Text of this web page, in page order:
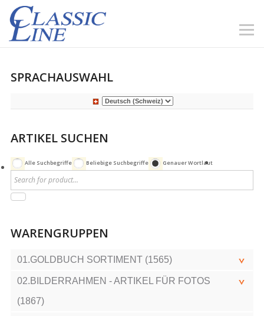
SPRACHAUSWAHL
ARTIKEL SUCHEN
Alle Suchbegriffe Beliebige Suchbegriffe Genauer Wortlaut
WARENGRUPPEN
01.GOLDBUCH SORTIMENT (1565)
02.BILDERRAHMEN - ARTIKEL FÜR FOTOS
(1867)